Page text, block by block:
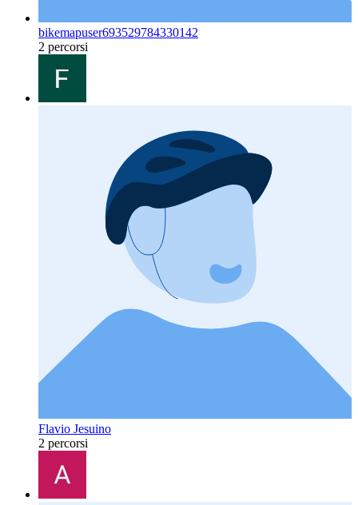
bikemapuser693529784330142
2 percorsi
Flavio Jesuino
2 percorsi